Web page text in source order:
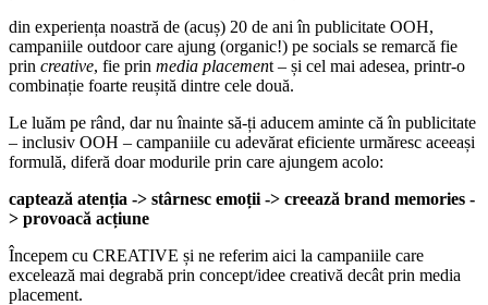
din experiența noastră de (acuș) 20 de ani în publicitate OOH,
campaniile outdoor care ajung (organic!) pe socials se remarcă fie
prin creative, fie prin media placement – și cel mai adesea, printr-o
combinație foarte reușită dintre cele două.
Le luăm pe rând, dar nu înainte să-ți aducem aminte că în publicitate
– inclusiv OOH – campaniile cu adevărat eficiente urmăresc aceeași
formulă, diferă doar modurile prin care ajungem acolo:
captează atenția -> stârnesc emoții -> creează brand memories -
> provoacă acțiune
Începem cu CREATIVE și ne referim aici la campaniile care
excelează mai degrabă prin concept/idee creativă decât prin media
placement.